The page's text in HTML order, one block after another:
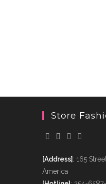
Store
[Address]: 165
America